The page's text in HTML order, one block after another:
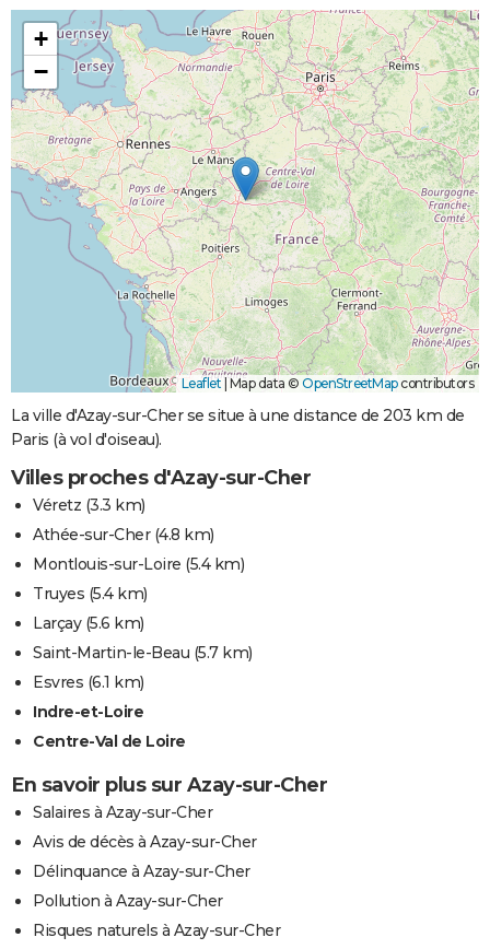
+
−
Leaflet Map data © OpenStreetMapcontributors
La ville d'Azay-sur-Cher se situe à une distance de 203 km de
Paris (à vol d'oiseau).
Villes proches d'Azay-sur-Cher
Véretz (3.3 km)
Athée-sur-Cher(4.8 km)
Montlouis-sur-Loire (5.4 km)
Truyes (5.4 km)
Larçay(5.6 km)
Saint-Martin-le-Beau (5.7 km)
Esvres (6.1 km)
Indre-et-Loire
Centre-Val de Loire
En savoir plus sur Azay-sur-Cher
Salaires à Azay-sur-Cher
Avis de décès à Azay-sur-Cher
Délinquance à Azay-sur-Cher
Pollution à Azay-sur-Cher
Risques naturels à Azay-sur-Cher